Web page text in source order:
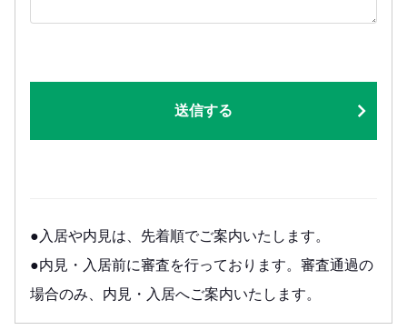
送信する
●入居や内見は、先着順でご案内いたします。
●内見・入居前に審査を行っております。審査通過の
場合のみ、内見・入居へご案内いたします。